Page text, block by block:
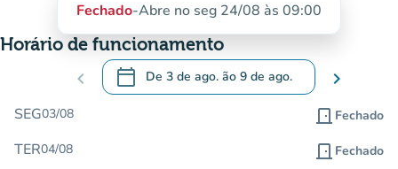
Fechado-Abre no seg 24/08 às 09:00
Horário de funcionamento
chevron_left calendar_today De 3 de ago. ão 9 de ago.
.Abra o calendário para alterar as datas
chevron_right
SEG03/08 door_front Fechado
TER04/08 door_front Fechado